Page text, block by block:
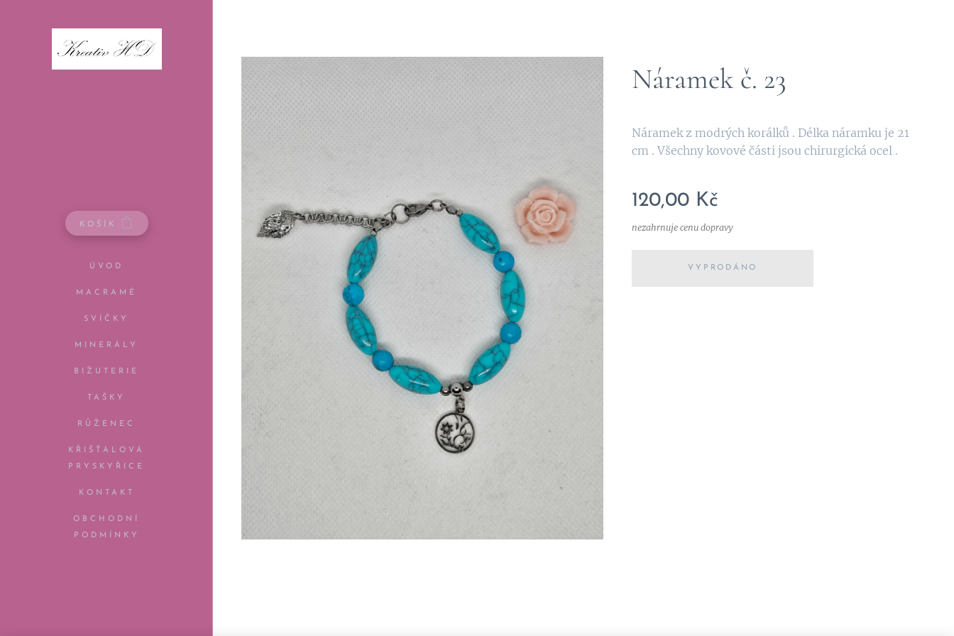
KOŠÍK
ÚVOD
MACRAMÉ
SVÍČKY
MINERÁLY
BIŽUTERIE
TAŠKY
RŮŽENEC
KŘIŠŤÁLOVÁ
PRYSKYŘICE
KONTAKT
OBCHODNÍ
PODMÍNKY
Náramek č. 23
Náramek z modrých korálků . Délka náramku je 21
cm . Všechny kovové části jsou chirurgická ocel .
120,00 Kč
nezahrnuje cenu dopravy
VYPRODÁNO